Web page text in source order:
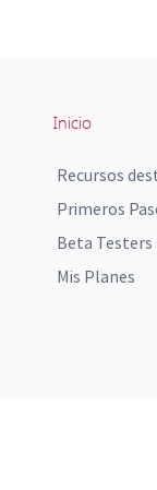
Inicio
Recursos
Primeros
Beta Testers
Mis Planes